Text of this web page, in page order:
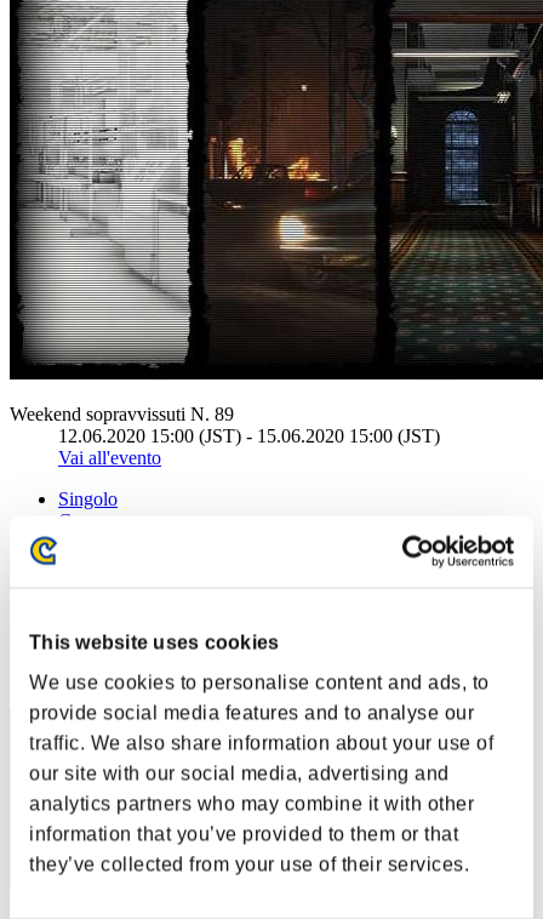
This website uses cookies
We use cookies to personalise content and ads, to
provide social media features and to analyse our
traffic. We also share information about your use of
our site with our social media, advertising and
analytics partners who may combine it with other
information that you’ve provided to them or that
they’ve collected from your use of their services.
Weekend sopravvissuti N. 89
12.06.2020 15:00 (JST) - 15.06.2020 15:00 (JST)
Vai all'evento
Singolo
Co-op
(Le classifiche sono aggiornate ogni 6 ore)
Posizione
1